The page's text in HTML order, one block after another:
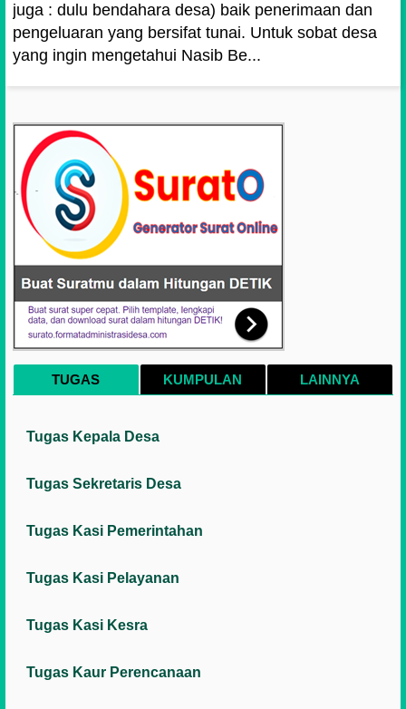
juga : dulu bendahara desa) baik penerimaan dan
pengeluaran yang bersifat tunai. Untuk sobat desa
yang ingin mengetahui Nasib Be...
TUGAS KUMPULAN LAINNYA
Tugas Kepala Desa
Tugas Sekretaris Desa
Tugas Kasi Pemerintahan
Tugas Kasi Pelayanan
Tugas Kasi Kesra
Tugas Kaur Perencanaan